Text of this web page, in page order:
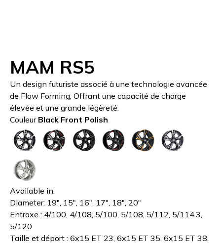
MAM RS5
Un design futuriste associé à une technologie avancée
de Flow Forming, Offrant une capacité de charge
élevée et une grande légèreté.
Couleur Black Front Polish
Available in:
Diameter: 19", 15", 16", 17", 18", 20"
Entraxe : 4/100, 4/108, 5/100, 5/108, 5/112, 5/114.3,
5/120
Taille et déport : 6x15 ET 23, 6x15 ET 35, 6x15 ET 38,